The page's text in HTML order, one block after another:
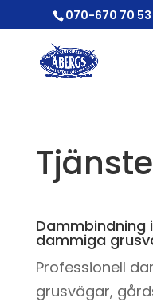
070-670 70 53
Dammbindning
dammiga
Professionell
grusvägar,